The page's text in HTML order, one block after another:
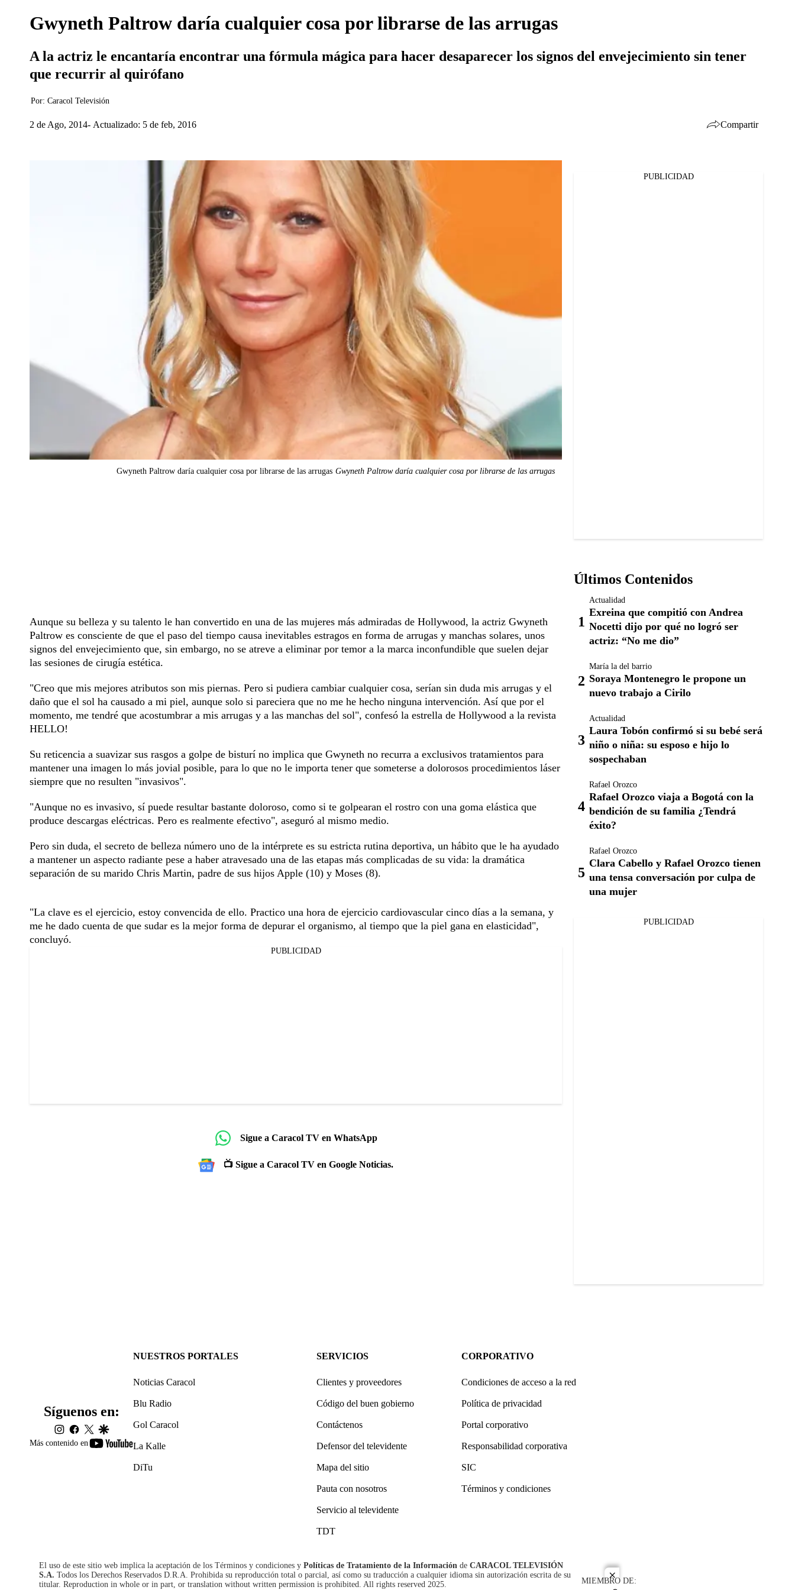
close
Gwyneth Paltrow daría cualquier cosa por librarse de las arrugas
A la actriz le encantaría encontrar una fórmula mágica para hacer desaparecer los signos del envejecimiento sin tener
que recurrir al quirófano
Por: Caracol Televisión
2 de Ago, 2014 Actualizado: 5 de feb, 2016 Compartir
Gwyneth Paltrow daría cualquier cosa por librarse de las arrugas Gwyneth Paltrow daría cualquier cosa por librarse de las arrugas
Aunque su belleza y su talento le han convertido en una de las mujeres más admiradas de Hollywood, la actriz Gwyneth
Paltrow es consciente de que el paso del tiempo causa inevitables estragos en forma de arrugas y manchas solares, unos
signos del envejecimiento que, sin embargo, no se atreve a eliminar por temor a la marca inconfundible que suelen dejar
las sesiones de cirugía estética.
"Creo que mis mejores atributos son mis piernas. Pero si pudiera cambiar cualquier cosa, serían sin duda mis arrugas y el
daño que el sol ha causado a mi piel, aunque solo si pareciera que no me he hecho ninguna intervención. Así que por el
momento, me tendré que acostumbrar a mis arrugas y a las manchas del sol", confesó la estrella de Hollywood a la revista
HELLO!
Su reticencia a suavizar sus rasgos a golpe de bisturí no implica que Gwyneth no recurra a exclusivos tratamientos para
mantener una imagen lo más jovial posible, para lo que no le importa tener que someterse a dolorosos procedimientos láser
siempre que no resulten "invasivos".
"Aunque no es invasivo, sí puede resultar bastante doloroso, como si te golpearan el rostro con una goma elástica que
produce descargas eléctricas. Pero es realmente efectivo", aseguró al mismo medio.
Pero sin duda, el secreto de belleza número uno de la intérprete es su estricta rutina deportiva, un hábito que le ha ayudado
a mantener un aspecto radiante pese a haber atravesado una de las etapas más complicadas de su vida: la dramática
separación de su marido Chris Martin, padre de sus hijos Apple (10) y Moses (8).
"La clave es el ejercicio, estoy convencida de ello. Practico una hora de ejercicio cardiovascular cinco días a la semana, y
me he dado cuenta de que sudar es la mejor forma de depurar el organismo, al tiempo que la piel gana en elasticidad",
concluyó.
PUBLICIDAD
Sigue a Caracol TV en WhatsApp
📺 Sigue a Caracol TV en Google Noticias.
PUBLICIDAD
Últimos Contenidos
Actualidad
Exreina que compitió con Andrea
Nocetti dijo por qué no logró ser
actriz: “No me dio”
María la del barrio
Soraya Montenegro le propone un
nuevo trabajo a Cirilo
Actualidad
Laura Tobón confirmó si su bebé será
niño o niña: su esposo e hijo lo
sospechaban
Rafael Orozco
Rafael Orozco viaja a Bogotá con la
bendición de su familia ¿Tendrá
éxito?
Rafael Orozco
Clara Cabello y Rafael Orozco tienen
una tensa conversación por culpa de
una mujer
PUBLICIDAD
Más contenido en
youtube-
Síguenos en:
instagram
facebook
twittergoogle
NUESTROS PORTALES
Noticias Caracol
Blu Radio
Gol Caracol
La Kalle
DiTu
SERVICIOS
Clientes y proveedores
Código del buen gobierno
Contáctenos
Defensor del televidente
Mapa del sitio
Pauta con nosotros
Servicio al televidente
TDT
CORPORATIVO
Condiciones de acceso a la red
Política de privacidad
Portal corporativo
Responsabilidad corporativa
SIC
Términos y condiciones
El uso de este sitio web implica la aceptación de los Términos y condiciones y Políticas de Tratamiento de la Información de CARACOL TELEVISIÓN
S.A. Todos los Derechos Reservados D.R.A. Prohibida su reproducción total o parcial, así como su traducción a cualquier idioma sin autorización escrita de su
titular. Reproduction in whole or in part, or translation without written permission is prohibited. All rights reserved 2025.
MIEMBRO DE: